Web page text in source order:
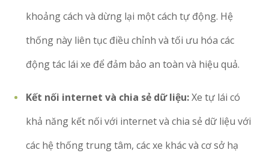
khoảng cách và dừng lại một cách tự động. Hệ
thống này liên tục điều chỉnh và tối ưu hóa các
động tác lái xe để đảm bảo an toàn và hiệu quả.
Kết nối internet và chia sẻ dữ liệu:Xe tự lái có
khả năng kết nối với internet và chia sẻ dữ liệu với
các hệ thống trung tâm, các xe khác và cơ sở hạ